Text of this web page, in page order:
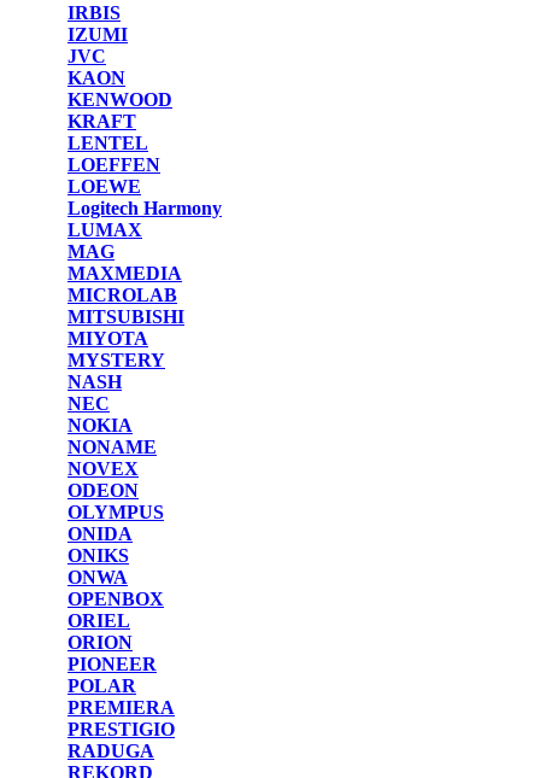
IRBIS
IZUMI
JVC
KAON
KENWOOD
KRAFT
LENTEL
LOEFFEN
LOEWE
Logitech Harmony
LUMAX
MAG
MAXMEDIA
MICROLAB
MITSUBISHI
MIYOTA
MYSTERY
NASH
NEC
NOKIA
NONAME
NOVEX
ODEON
OLYMPUS
ONIDA
ONIKS
ONWA
OPENBOX
ORIEL
ORION
PIONEER
POLAR
PREMIERA
PRESTIGIO
RADUGA
REKORD